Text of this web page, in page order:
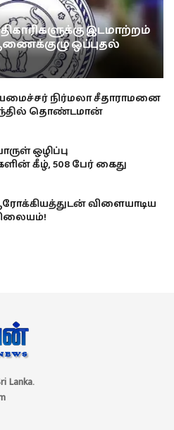
இடமாற்றம்
ஒப்புதல்
நிர்மலா சீதாராமனை
தொண்டமான்
ஒழிப்பு
கீழ், 508 பேர் கைது
விளையாடிய
Lanka.